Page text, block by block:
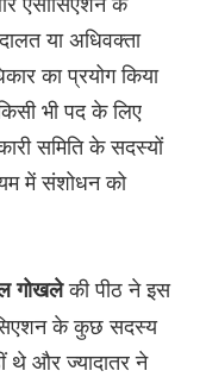
या अधिवक्ता
का प्रयोग किया
भी पद के लिए
समिति के सदस्यों
में संशोधन को
गोखलेकी पीठ ने इस
के कुछ सदस्य
थे और ज्यादातर ने